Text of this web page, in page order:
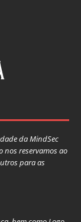
da MindSec
nos reservamos ao
para as